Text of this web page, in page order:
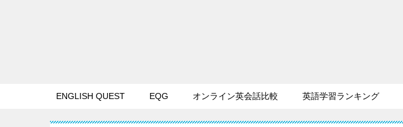
ENGLISH QUEST EQG オンライン英会話比較 英語学習ランキング